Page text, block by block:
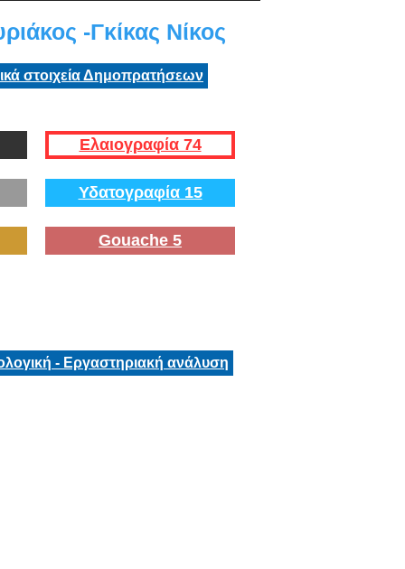
-Γκίκας Νίκος
στοιχεία Δημοπρατήσεων
Ελαιογραφία 74
Υδατογραφία 15
Gouache 5
- Εργαστηριακή ανάλυση